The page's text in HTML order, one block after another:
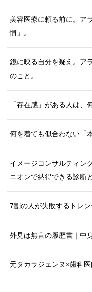
美容医療に頼る前に。ア
慣」。
鏡に映る自分を疑え。ア
のこと。
「存在感」がある人は、
何を着ても似合わない「
イメージコンサルティン
ニオンで納得できる診断
7割の人が失敗するトレ
外見は無言の履歴書｜中
元タカラジェンヌ×歯科